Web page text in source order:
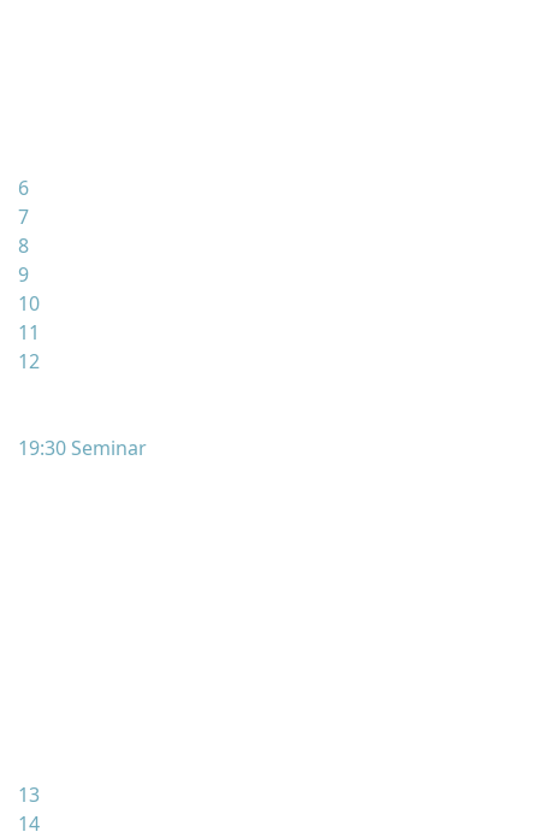
6
7
8
9
10
11
12
19:30 Seminar
13
14